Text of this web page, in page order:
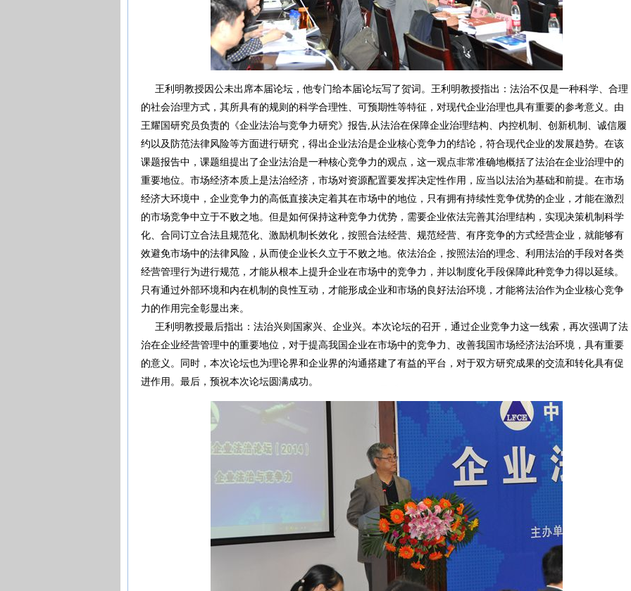
王利明教授因公未出席本届论坛，他专门给本届论坛写了贺词。王利明教授指出：法治不仅是一种科学、合理
的社会治理方式，其所具有的规则的科学合理性、可预期性等特征，对现代企业治理也具有重要的参考意义。由
王耀国研究员负责的《企业法治与竞争力研究》报告,从法治在保障企业治理结构、内控机制、创新机制、诚信履
约以及防范法律风险等方面进行研究，得出企业法治是企业核心竞争力的结论，符合现代企业的发展趋势。在该
课题报告中，课题组提出了企业法治是一种核心竞争力的观点，这一观点非常准确地概括了法治在企业治理中的
重要地位。市场经济本质上是法治经济，市场对资源配置要发挥决定性作用，应当以法治为基础和前提。在市场
经济大环境中，企业竞争力的高低直接决定着其在市场中的地位，只有拥有持续性竞争优势的企业，才能在激烈
的市场竞争中立于不败之地。但是如何保持这种竞争力优势，需要企业依法完善其治理结构，实现决策机制科学
化、合同订立合法且规范化、激励机制长效化，按照合法经营、规范经营、有序竞争的方式经营企业，就能够有
效避免市场中的法律风险，从而使企业长久立于不败之地。依法治企，按照法治的理念、利用法治的手段对各类
经营管理行为进行规范，才能从根本上提升企业在市场中的竞争力，并以制度化手段保障此种竞争力得以延续。
只有通过外部环境和内在机制的良性互动，才能形成企业和市场的良好法治环境，才能将法治作为企业核心竞争
力的作用完全彰显出来。
王利明教授最后指出：法治兴则国家兴、企业兴。本次论坛的召开，通过企业竞争力这一线索，再次强调了法
治在企业经营管理中的重要地位，对于提高我国企业在市场中的竞争力、改善我国市场经济法治环境，具有重要
的意义。同时，本次论坛也为理论界和企业界的沟通搭建了有益的平台，对于双方研究成果的交流和转化具有促
进作用。最后，预祝本次论坛圆满成功。